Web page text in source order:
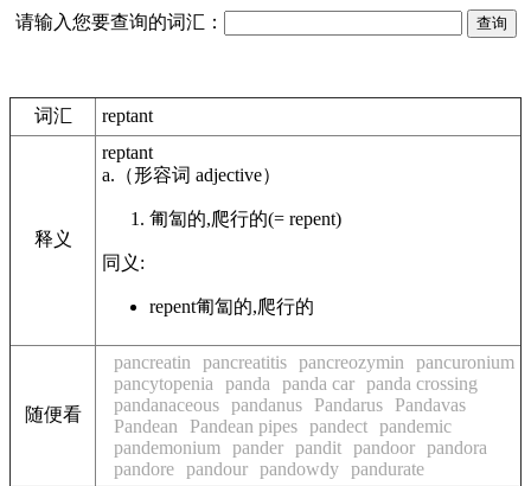
请输入您要查询的词汇：
词汇 reptant
释义
reptant
a. （形容词 adjective）
匍匐的,爬行的(= repent)
同义:
repent匍匐的,爬行的
随便看
pancreatin pancreatitis pancreozymin
pancuronium
pancytopenia
panda panda car panda crossing
pandanaceous pandanus Pandarus
Pandavas
Pandean
Pandean pipes pandect pandemic
pandemonium
pander pandit pandoor pandora
pandore pandour pandowdy pandurate